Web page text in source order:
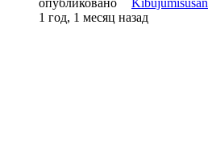
опубликовано
Kibujumisusan
1 год, 1 месяц назад